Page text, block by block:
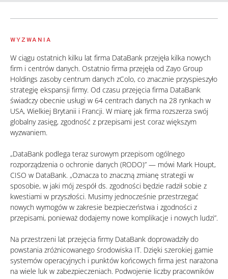
WYZWANIA
W ciągu ostatnich kilku lat firma DataBank przejęła kilka nowych
firm i centrów danych. Ostatnio firma przejęła od Zayo Group
Holdings zasoby centrum danych zColo, co znacznie przyspieszyło
strategię ekspansji firmy. Od czasu przejęcia firma DataBank
świadczy obecnie usługi w 64 centrach danych na 28 rynkach w
USA, Wielkiej Brytanii i Francji. W miarę jak firma rozszerza swój
globalny zasięg, zgodność z przepisami jest coraz większym
wyzwaniem.
„DataBank podlega teraz surowym przepisom ogólnego
rozporządzenia o ochronie danych (RODO)” — mówi Mark Houpt,
CISO w DataBank. „Oznacza to znaczną zmianę strategii w
sposobie, w jaki mój zespół ds. zgodności będzie radził sobie z
kwestiami w przyszłości. Musimy jednocześnie przestrzegać
nowych wymogów w zakresie bezpieczeństwa i zgodności z
przepisami, ponieważ dodajemy nowe komplikacje i nowych ludzi”.
Na przestrzeni lat przejęcia firmy DataBank doprowadziły do
powstania zróżnicowanego środowiska IT. Dzięki szerokiej gamie
systemów operacyjnych i punktów końcowych firma jest narażona
na wiele luk w zabezpieczeniach. Podwojenie liczby pracowników